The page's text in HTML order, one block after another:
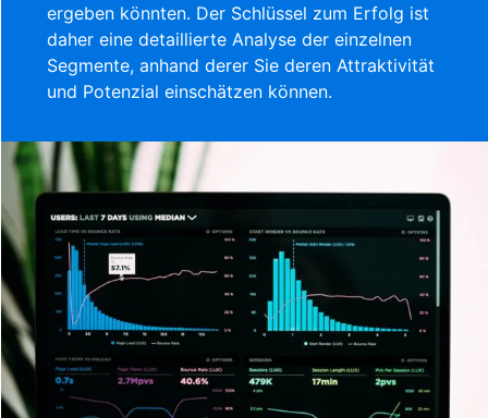
ergeben könnten. Der Schlüssel zum Erfolg ist
daher eine detaillierte Analyse der einzelnen
Segmente, anhand derer Sie deren Attraktivität
und Potenzial einschätzen können.